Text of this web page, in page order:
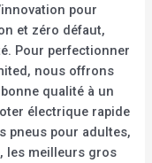
pour
et zéro défaut,
Pour perfectionner
nous offrons
qualité à un
électrique rapide
pneus pour adultes,
les meilleurs gros